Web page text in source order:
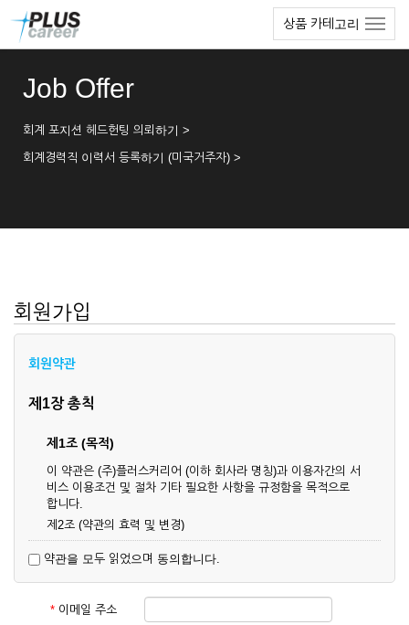
상품 카테고리
Job Offer
회계 포지션 헤드헌팅 의뢰하기 >
회계경력직 이력서 등록하기 (미국거주자) >
회원가입
회원약관
제1장 총칙
제1조 (목적)
이 약관은 (주)플러스커리어 (이하 회사라 명칭)과 이용자간의 서
비스 이용조건 및 절차 기타 필요한 사항을 규정함을 목적으로
합니다.
제2조 (약관의 효력 및 변경)
업상 중요 하거나 합리적인 사유가 발생할 경우 온라인 공사를
통하여 변경할 수 있습니다.
② 회원은 변경된 약관에 동의하지 않을 경우 서비스 이용을 중
단하고 이용계약을 해지할 수 있습니다. 약관의 효력 발생일 이
약관을 모두 읽었으며 동의합니다.
* 이메일 주소